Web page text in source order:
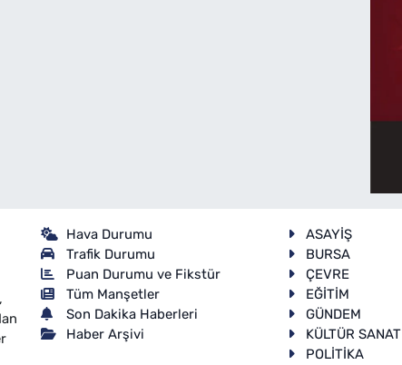
Hava Durumu
Trafik Durumu
Puan Durumu ve Fikstür
Tüm Manşetler
Son Dakika Haberleri
Haber Arşivi
ASAYİŞ
BURSA
ÇEVRE
EĞİTİM
GÜNDEM
KÜLTÜR SANAT
POLİTİKA